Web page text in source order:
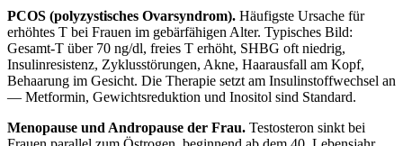
PCOS (polyzystisches Ovarsyndrom). Häufigste Ursache für
erhöhtes T bei Frauen im gebärfähigen Alter. Typisches Bild:
Gesamt-T über 70 ng/dl, freies T erhöht, SHBG oft niedrig,
Insulinresistenz, Zyklusstörungen, Akne, Haarausfall am Kopf,
Behaarung im Gesicht. Die Therapie setzt am Insulinstoffwechsel an
— Metformin, Gewichtsreduktion und Inositol sind Standard.
Menopause und Andropause der Frau. Testosteron sinkt bei